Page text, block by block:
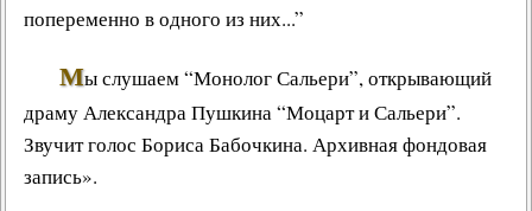
попеременно в одного из них...”
Мы слушаем “Монолог Сальери”, открывающий
драмуАлександра Пушкина“Моцарт и Сальери”.
Звучитголос Бориса Бабочкина. Архивнаяфондовая
запись».